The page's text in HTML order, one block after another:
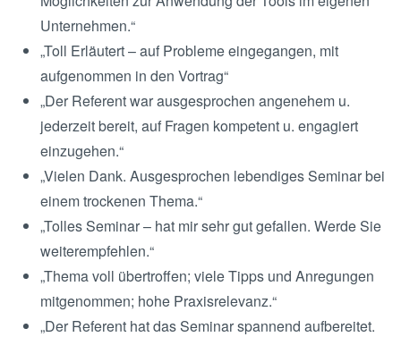
Unternehmen.“
„Toll Erläutert – auf Probleme eingegangen, mit
aufgenommen in den Vortrag“
„Der Referent war ausgesprochen angenehem u.
jederzeit bereit, auf Fragen kompetent u. engagiert
einzugehen.“
„Vielen Dank. Ausgesprochen lebendiges Seminar bei
einem trockenen Thema.“
„Tolles Seminar – hat mir sehr gut gefallen. Werde Sie
weiterempfehlen.“
„Thema voll übertroffen; viele Tipps und Anregungen
mitgenommen; hohe Praxisrelevanz.“
„Der Referent hat das Seminar spannend aufbereitet.